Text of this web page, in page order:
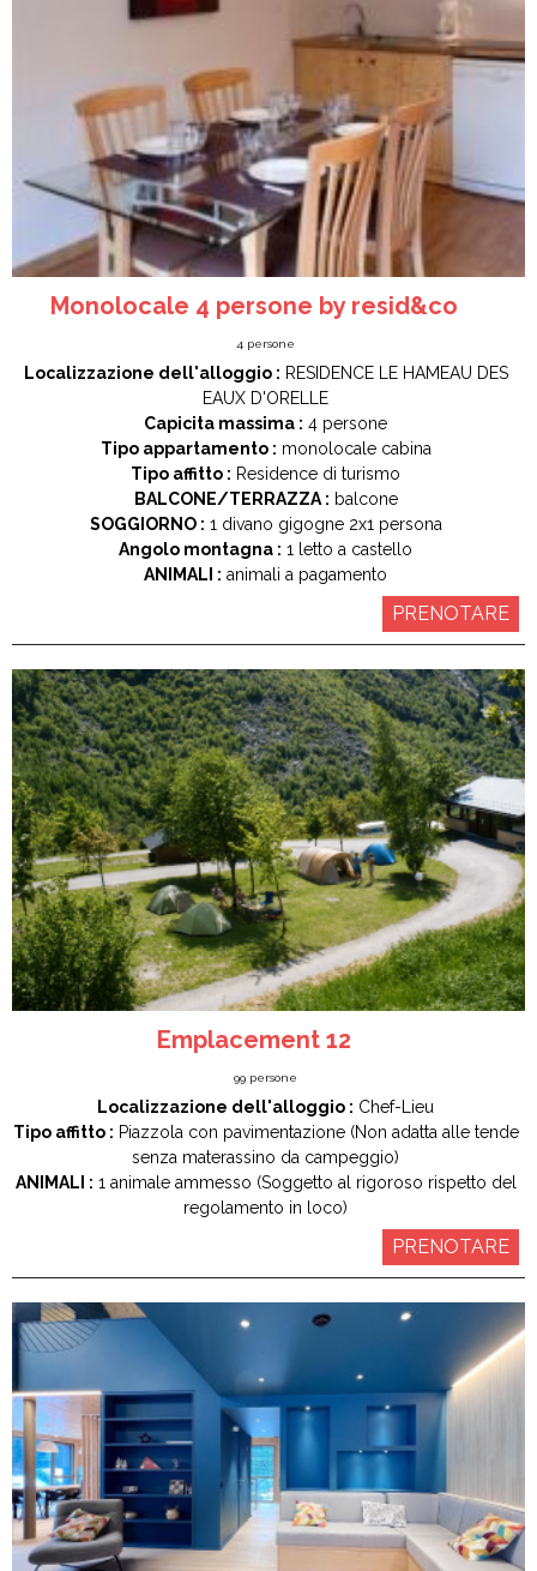
Monolocale 4 persone by resid&co
4 persone
Localizzazione dell'alloggio : RESIDENCE LE HAMEAU DES
EAUX D'ORELLE
Capicita massima : 4 persone
Tipo appartamento : monolocale cabina
Tipo affitto : Residence di turismo
BALCONE/TERRAZZA : balcone
SOGGIORNO : 1 divano gigogne 2x1 persona
Angolo montagna : 1
letto a castello
ANIMALI : animali a pagamento
PRENOTARE
Emplacement 12
99 persone
Localizzazione dell'alloggio : Chef-Lieu
Tipo affitto : Piazzola con pavimentazione (Non adatta alle tende
senza materassino da campeggio)
ANIMALI : 1 animale ammesso (Soggetto al rigoroso rispetto del
regolamento in loco)
PRENOTARE